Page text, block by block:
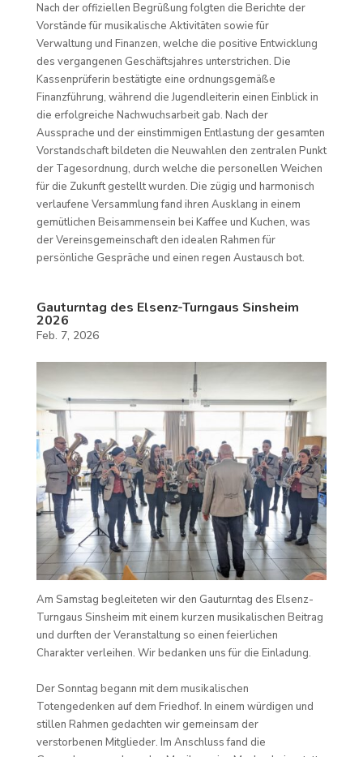
Nach der offiziellen Begrüßung folgten die Berichte der
Vorstände für musikalische Aktivitäten sowie für
Verwaltung und Finanzen, welche die positive Entwicklung
des vergangenen Geschäftsjahres unterstrichen. Die
Kassenprüferin bestätigte eine ordnungsgemäße
Finanzführung, während die Jugendleiterin einen Einblick in
die erfolgreiche Nachwuchsarbeit gab. Nach der
Aussprache und der einstimmigen Entlastung der gesamten
Vorstandschaft bildeten die Neuwahlen den zentralen Punkt
der Tagesordnung, durch welche die personellen Weichen
für die Zukunft gestellt wurden. Die zügig und harmonisch
verlaufene Versammlung fand ihren Ausklang in einem
gemütlichen Beisammensein bei Kaffee und Kuchen, was
der Vereinsgemeinschaft den idealen Rahmen für
persönliche Gespräche und einen regen Austausch bot.
Gauturntag des Elsenz-Turngaus Sinsheim
2026
Feb. 7, 2026
Am Samstag begleiteten wir den Gauturntag des Elsenz-
Turngaus Sinsheim mit einem kurzen musikalischen Beitrag
und durften der Veranstaltung so einen feierlichen
Charakter verleihen. Wir bedanken uns für die Einladung.
Der Sonntag begann mit dem musikalischen
Totengedenken auf dem Friedhof. In einem würdigen und
stillen Rahmen gedachten wir gemeinsam der
verstorbenen Mitglieder. Im Anschluss fand die